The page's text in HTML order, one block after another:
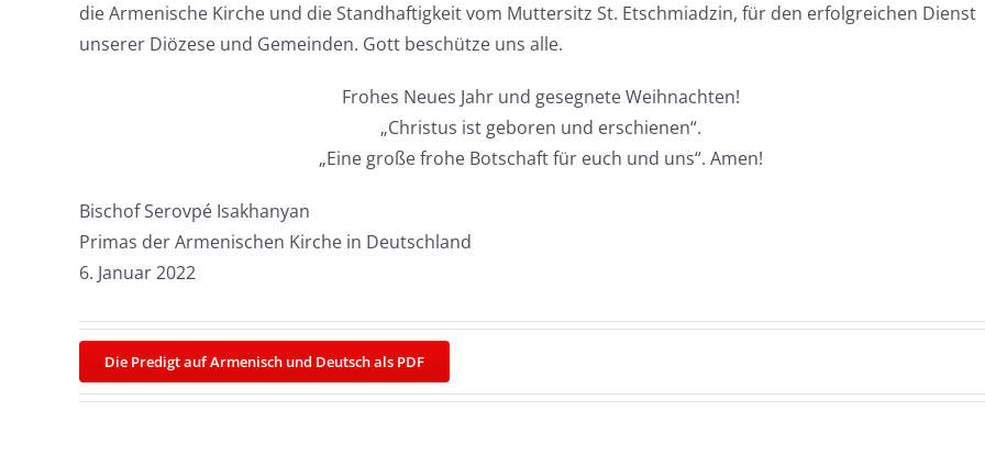
die Armenische Kirche und die Standhaftigkeit vom Muttersitz St. Etschmiadzin, für den erfolgreichen Dienst
unserer Diözese und Gemeinden. Gott beschütze uns alle.
Frohes Neues Jahr und gesegnete Weihnachten!
„Christus ist geboren und erschienen“.
„Eine große frohe Botschaft für euch und uns“. Amen!
Bischof Serovpé Isakhanyan
Primas der Armenischen Kirche in Deutschland
6. Januar 2022
Die Predigt auf Armenisch und Deutsch als PDF